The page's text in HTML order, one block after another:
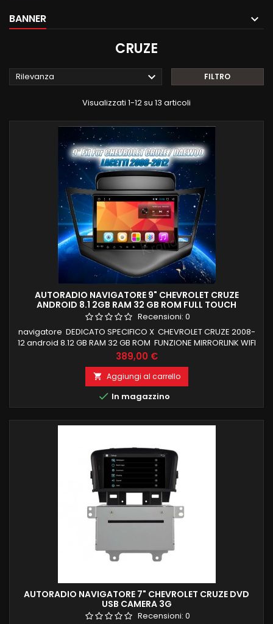
BANNER
CRUZE
Rilevanza  FILTRO
Visualizzati 1-12 su 13 articoli
AUTORADIO NAVIGATORE 9" CHEVROLET CRUZE
ANDROID 8.1 2GB RAM 32 GB ROM FULL TOUCH
Recensioni: 0
navigatore DEDICATO SPECIFICO X CHEVROLET CRUZE 2008-
12 android 8.12 GB RAM 32 GB ROM FUNZIONE MIRRORLINK WIFI
INTEGRATO BLUETOOTH INTEGRATO ingresso camera e aux
Prezzo
389,00 €
 Aggiungi al carrello
 In magazzino
AUTORADIO NAVIGATORE 7" CHEVROLET CRUZE DVD
USB CAMERA 3G
Recensioni: 0